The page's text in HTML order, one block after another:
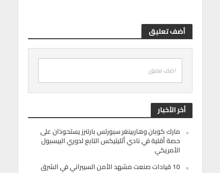
أضف تعليق
اضف تعليق
أخر الأخبار
مارك كوبان وهاربينغر سبورتس بارتنرز يستحوذان على
حصة أقلية في نادي أثليتيكس التابع لدوري البيسبول
الأمريكي
10 قيادات صنعت مشهد الأمن السيبراني في الشرق